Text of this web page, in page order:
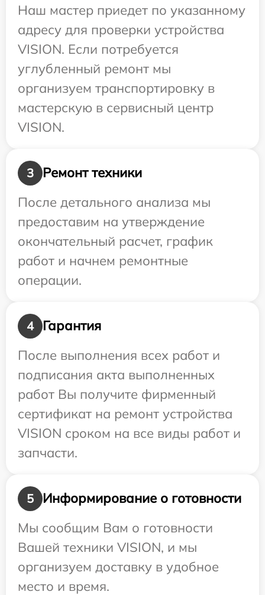
Наш мастер приедет по указанному
адресу для проверки устройства
VISION. Если потребуется
углубленный ремонт мы
организуем транспортировку в
мастерскую в сервисный центр
VISION.
3
Ремонт техники
После детального анализа мы
предоставим на утверждение
окончательный расчет, график
работ и начнем ремонтные
операции.
4
Гарантия
После выполнения всех работ и
подписания акта выполненных
работ Вы получите фирменный
сертификат на ремонт устройства
VISION сроком на все виды работ и
запчасти.
5
Информирование о готовности
Мы сообщим Вам о готовности
Вашей техники VISION, и мы
организуем доставку в удобное
место и время.